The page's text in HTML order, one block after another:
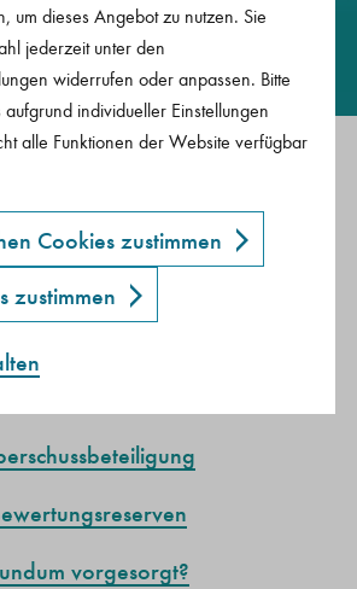
um das Thema Standmitteilung.
auf Ihre
Standmitteilung
vorgesorgt?
um dieses Angebot zu nutzen. Sie
jederzeit unter den
widerrufen oder anpassen. Bitte
individueller Einstellungen
alle Funktionen der Website verfügbar
Cookies zustimmen
zustimmen